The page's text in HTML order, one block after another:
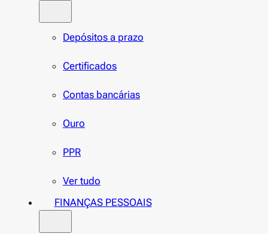
Depósitos a prazo
Certificados
Contas bancárias
Ouro
PPR
Ver tudo
FINANÇAS PESSOAIS